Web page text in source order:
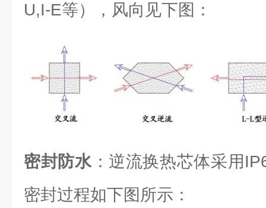
U,I-E等），风向见下图：
密封防水：逆流换热芯体采用
密封过程如下图所示：